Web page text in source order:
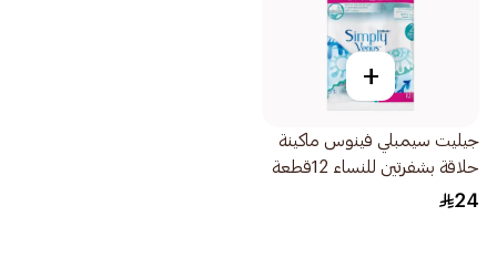
+
جيليت سيمبلي فينوس ماكينة
حلاقة بشفرتين للنساء 12قطعة
24